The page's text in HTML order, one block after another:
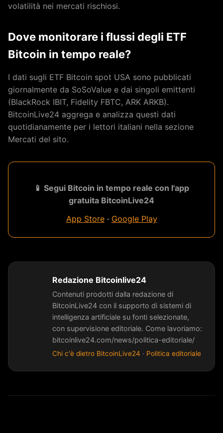
volatilità nei mercati rischiosi.
Dove monitorare i flussi degli ETF
Bitcoin in tempo reale?
I dati sugli ETF Bitcoin spot USA sono pubblicati
giornalmente da SoSoValue e dai singoli emittenti
(BlackRock IBIT, Fidelity FBTC, ARK ARKB).
BitcoinLive24 aggrega e analizza questi dati
quotidianamente per i lettori italiani nella sezione
Mercati del sito.
📱 Segui Bitcoin in tempo reale con l'app
gratuita BitcoinLive24
App Store· Google Play
Redazione Bitcoinlive24
Contenuti prodotti dalla redazione di
BitcoinLive24 con il supporto di sistemi di
intelligenza artificiale su fonti selezionate,
con supervisione editoriale. Come lavoriamo:
bitcoinlive24.com/news/politica-editoriale/
Chi c'è dietro BitcoinLive24 · Politica editoriale